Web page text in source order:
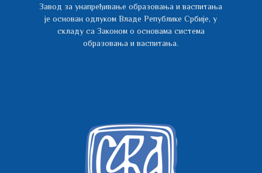
Завод за унапређивање образовања и васпитања
је основан одлуком Владе Републике Србије, у
складу са Законом о основама система
образовања и васпитања.